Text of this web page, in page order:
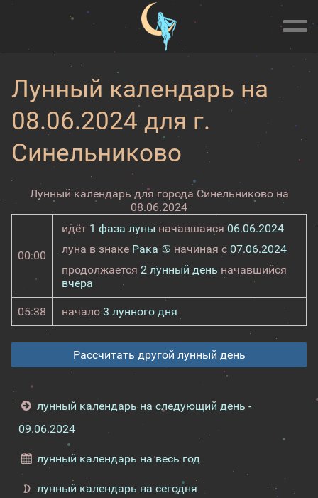
Лунный календарь на
08.06.2024 для г.
Синельниково
Лунный календарь для города Синельниково на
08.06.2024
00:00
идёт 1 фаза луны начавшаяся 06.06.2024
луна в знаке Рака ♋ начиная с 07.06.2024
продолжается 2 лунный день начавшийся
вчера
05:38 начало 3 лунного дня
Рассчитать другой лунный день
лунный календарь на следующий день -
09.06.2024
лунный календарь на весь год
лунный календарь на сегодня